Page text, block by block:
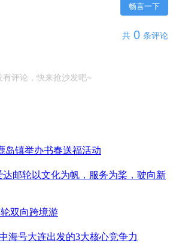
畅言一下
共 0 条评论
有评论，快来抢沙发吧~
岛镇举办书春送福活动
达邮轮以文化为帆，服务为桨，驶向新
双向跨境游
海号大连出发的3大核心竞争力